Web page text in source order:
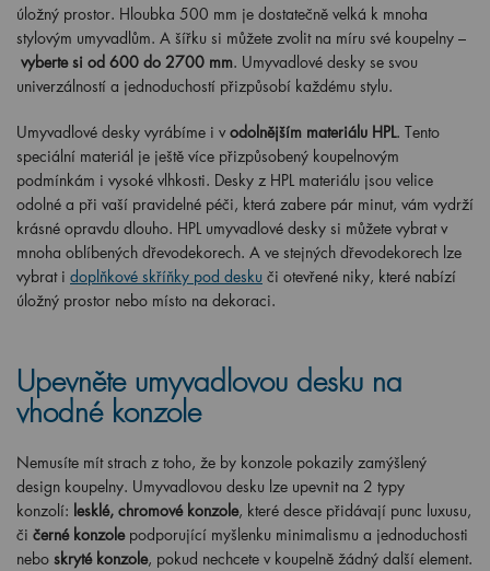
úložný prostor. Hloubka 500 mm je dostatečně velká k mnoha
stylovým umyvadlům. A šířku si můžete zvolit na míru své koupelny –
vyberte si od 600 do 2700 mm. Umyvadlové desky se svou
univerzálností a jednoduchostí přizpůsobí každému stylu.
Umyvadlové desky vyrábíme i vodolnějším materiálu HPL. Tento
speciální materiál je ještě více přizpůsobený koupelnovým
podmínkám i vysoké vlhkosti. Desky z HPL materiálu jsou velice
odolné a při vaší pravidelné péči, která zabere pár minut, vám vydrží
krásné opravdu dlouho. HPL umyvadlové desky si můžete vybrat v
mnoha oblíbených dřevodekorech. A ve stejných dřevodekorech lze
vybrat i doplňkové skříňky pod desku či otevřené niky, které nabízí
úložný prostor nebo místo na dekoraci.
Upevněte umyvadlovou desku na
vhodné konzole
Nemusíte mít strach z toho, že by konzole pokazily zamýšlený
design koupelny. Umyvadlovou desku lze upevnit na 2 typy
konzolí: lesklé, chromové konzole, které desce přidávají punc luxusu,
či černé konzole podporující myšlenku minimalismu a jednoduchosti
nebo skryté konzole, pokud nechcete v koupelně žádný další element.